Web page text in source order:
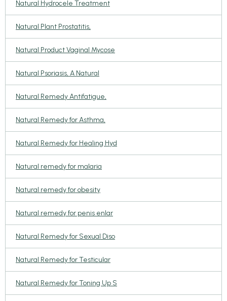
Natural Hydrocele Treatment
Natural Plant Prostatitis,
Natural Product Vaginal Mycose
Natural Psoriasis, A Natural
Natural Remedy Antifatigue,
Natural Remedy for Asthma,
Natural Remedy for Healing Hyd
Natural remedy for malaria
Natural remedy for obesity
Natural remedy for penis enlar
Natural Remedy for Sexual Diso
Natural Remedy for Testicular
Natural Remedy for Toning Up S